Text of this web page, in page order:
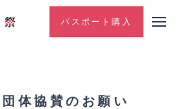
パスポート購入
体協賛のお願い